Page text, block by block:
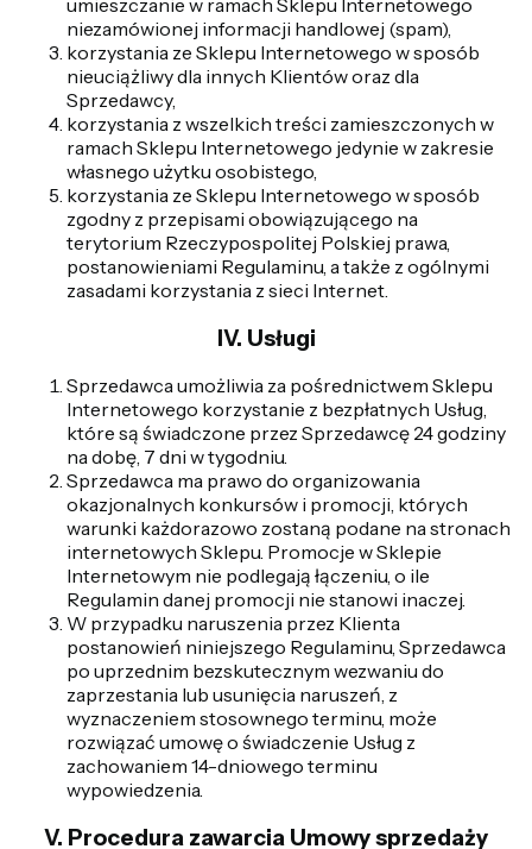
niezamówionej informacji handlowej (spam),
korzystania ze Sklepu Internetowego w sposób
nieuciążliwy dla innych Klientów oraz dla
Sprzedawcy,
korzystania z wszelkich treści zamieszczonych w
ramach Sklepu Internetowego jedynie w zakresie
własnego użytku osobistego,
korzystania ze Sklepu Internetowego w sposób
zgodny z przepisami obowiązującego na
terytorium Rzeczypospolitej Polskiej prawa,
postanowieniami Regulaminu, a także z ogólnymi
zasadami korzystania z sieci Internet.
IV. Usługi
Sprzedawca umożliwia za pośrednictwem Sklepu
Internetowego korzystanie z bezpłatnych Usług,
które są świadczone przez Sprzedawcę 24 godziny
na dobę, 7 dni w tygodniu.
Sprzedawca ma prawo do organizowania
okazjonalnych konkursów i promocji, których
warunki każdorazowo zostaną podane na stronach
internetowych Sklepu. Promocje w Sklepie
Internetowym nie podlegają łączeniu, o ile
Regulamin danej promocji nie stanowi inaczej.
W przypadku naruszenia przez Klienta
postanowień niniejszego Regulaminu, Sprzedawca
po uprzednim bezskutecznym wezwaniu do
zaprzestania lub usunięcia naruszeń, z
wyznaczeniem stosownego terminu, może
rozwiązać umowę o świadczenie Usług z
zachowaniem 14-dniowego terminu
wypowiedzenia.
V. Procedura zawarcia Umowy sprzedaży